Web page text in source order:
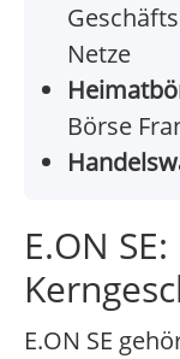
Netze
Börse
E.ON SE:
E.ON SE